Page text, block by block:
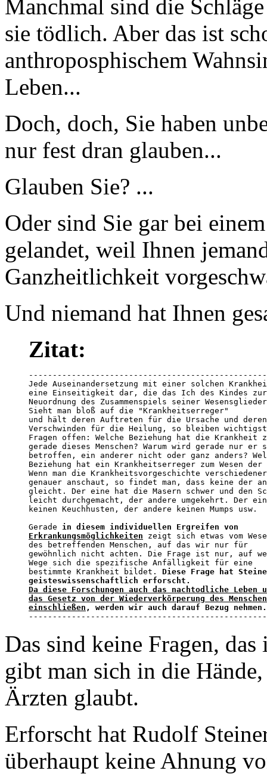
Manchmal sind die
sie tödlich. Aber das ist
anthroposphischem
Leben...
Doch, doch, Sie haben
nur fest dran glauben...
Glauben Sie? ...
Oder sind Sie gar bei
gelandet, weil Ihnen
Ganzheitlichkeit
Und niemand hat Ihnen
Zitat:
Jede Auseinandersetzung mit einer solchen
eine Einseitigkeit dar, die das Ich des Kindes
Neuordnung des Zusammenspiels seiner
Sieht man bloß auf die "Krankheitserreger"
und hält deren Auftreten für die Ursache und
Verschwinden für die Heilung, so bleiben
Fragen offen: Welche Beziehung hat die Krankheit
gerade dieses Menschen? Warum wird gerade nur
betroffen, ein anderer nicht oder ganz anders?
Beziehung hat ein Krankheitserreger zum Wesen
Wenn man die Krankheitsvorgeschichte
genauer anschaut, so findet man, dass keine der
gleicht. Der eine hat die Masern schwer und den
leicht durchgemacht, der andere umgekehrt. Der
keinen Keuchhusten, der andere keinen Mumps usw.
Gerade
Erkrankungsmöglichkeiten zeigt sich etwas vom
des betreffenden Menschen, auf das wir nur für
gewöhnlich nicht achten. Die Frage ist nur, auf
Wege sich die spezifische Anfälligkeit für eine
bestimmte Krankheit bildet. Diese Frage hat
Da diese Forschungen auch das nachtodliche Leben
das Gesetz von der Wiederverkörperung des
einschließen , werden wir auch darauf Bezug nehmen.
Das sind keine Fragen,
gibt man sich in die
Ärzten glaubt.
Erforscht hat Rudolf
überhaupt keine Ahnung